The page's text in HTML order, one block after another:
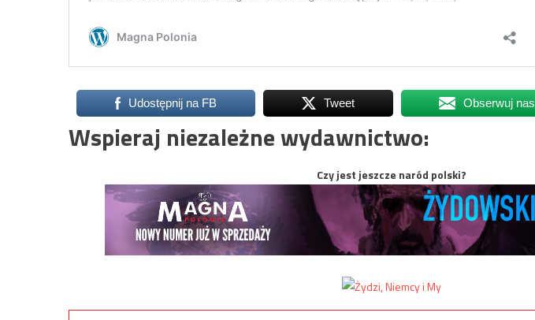
Udostępnij na FB Tweet Obserwuj nas
Wspieraj niezależne wydawnictwo:
Czy jest jeszcze naród polski?